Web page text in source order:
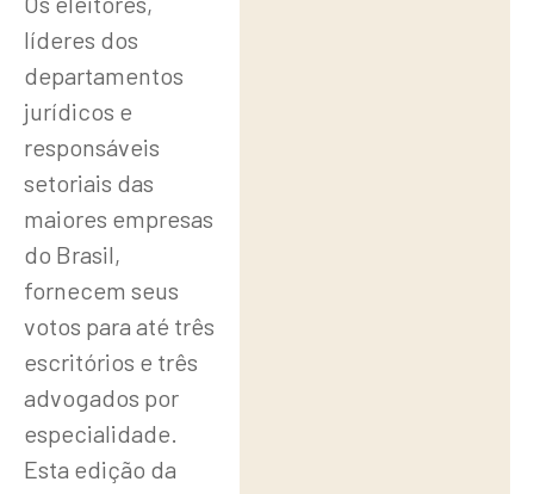
líderes dos
departamentos
jurídicos e
responsáveis
setoriais das
maiores empresas
do Brasil,
fornecem seus
votos para até três
escritórios e três
advogados por
especialidade.
Esta edição da